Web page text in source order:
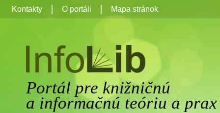
Portál pre knižničnú
a informačnú teóriu a prax
Kontakty O portáli Mapa stránok